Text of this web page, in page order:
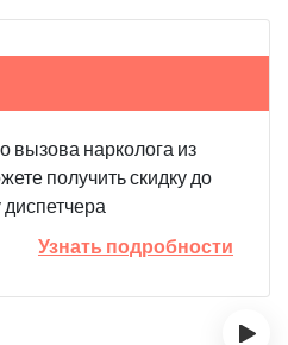
вызова нарколога из
получить скидку до
Узнать подробности
›